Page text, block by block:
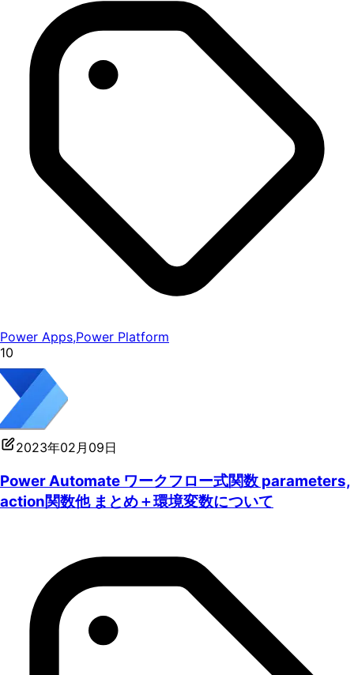
Power Apps,Power Platform
10
2023年02月09日
Power Automate ワークフロー式関数 parameters,
action関数他 まとめ＋環境変数について